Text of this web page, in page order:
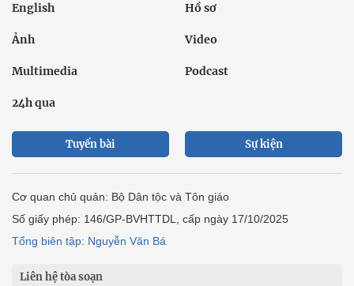
English Hồ sơ
Ảnh Video
Multimedia Podcast
24h qua
Tuyến bài Sự kiện
Cơ quan chủ quản: Bộ Dân tộc và Tôn giáo
Số giấy phép: 146/GP-BVHTTDL, cấp ngày 17/10/2025
Tổng biên tập: Nguyễn Văn Bá
Liên hệ tòa soạn